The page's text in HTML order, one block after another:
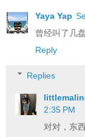
Yaya Yap
曾经叫了几
Reply
Replies
2:35 PM
对对，东